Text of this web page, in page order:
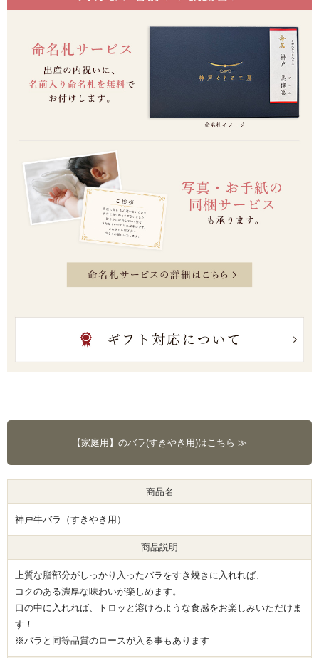
【家庭用】のバラ(すきやき用)はこちら ≫
商品名
神戸牛バラ（すきやき用）
商品説明
上質な脂部分がしっかり入ったバラをすき焼きに入れれば、
コクのある濃厚な味わいが楽しめます。
口の中に入れれば、トロッと溶けるような食感をお楽しみいただけま
す！
※バラと同等品質のロースが入る事もあります